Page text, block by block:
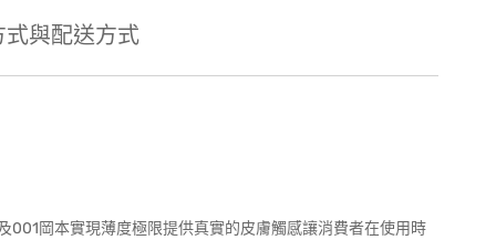
式與配送方式
岡本實現薄度極限提供真實的皮膚觸感讓消費者在使用時